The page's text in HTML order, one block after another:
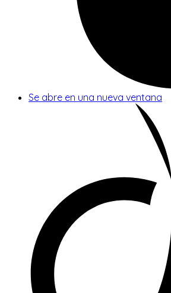
Se abre en una nueva ventana